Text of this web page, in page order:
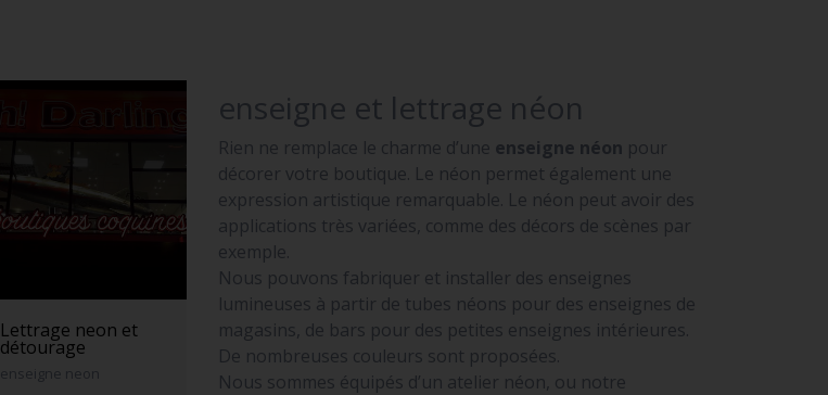
Lettrage neon et
détourage
enseigne neon
enseigne et lettrage néon
Rien ne remplace le charme d’une enseigne néon pour
décorer votre boutique. Le néon permet également une
expression artistique remarquable. Le néon peut avoir des
applications très variées, comme des décors de scènes par
exemple.
Nous pouvons fabriquer et installer des enseignes
lumineuses à partir de tubes néons pour des enseignes de
magasins, de bars pour des petites enseignes intérieures.
De nombreuses couleurs sont proposées.
Nous sommes équipés d’un atelier néon, ou notre